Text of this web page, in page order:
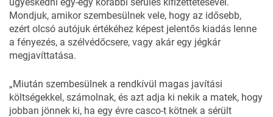
Mondjuk, amikor szembesülnek vele, hogy az idősebb,
ezért olcsó autójuk értékéhez képest jelentős kiadás lenne
a fényezés, a szélvédőcsere, vagy akár egy jégkár
megjavíttatása.
„Miután szembesülnek a rendkívül magas javítási
költségekkel, számolnak, és azt adja ki nekik a matek, hogy
jobban jönnek ki, ha egy évre casco-t kötnek a sérült